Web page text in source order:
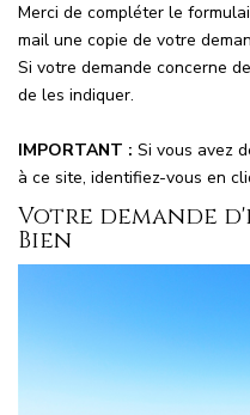
NOS
Merci de compléter le
mail une copie de votre
Si votre demande concerne
de les indiquer.
IMPORTANT : Si vous avez
à ce site, identifiez-vous en
Votre demande
Bien